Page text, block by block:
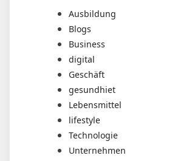
Ausbildung
Blogs
Business
digital
Geschäft
gesundhiet
Lebensmittel
lifestyle
Technologie
Unternehmen